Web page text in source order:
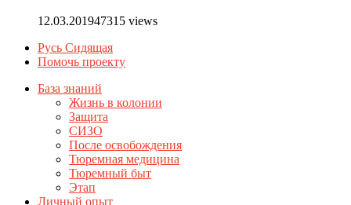
12.03.201947315 views
Русь Сидящая
Помочь проекту
База знаний
Жизнь в колонии
Защита
СИЗО
После освобождения
Тюремная медицина
Тюремный быт
Этап
Личный опыт